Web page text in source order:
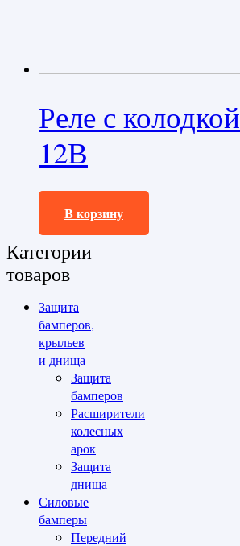
Реле с колодкой
12В
190,0₽
В корзину
Категории
товаров
Защита
бамперов,
крыльев
и днища
Защита
бамперов
Расширители
колесных
арок
Защита
днища
Силовые
бамперы
Передний